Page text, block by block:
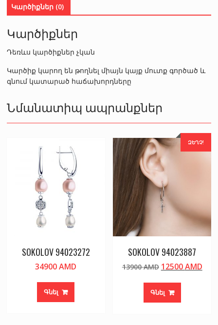
Կարծիքներ (0)
Կարծիքներ
Դեռևս կարծիքներ չկան
Կարծիք կարող են թողնել միայն կայք մուտք գործած և
գնում կատարած հաճախորդները
Նմանատիպ ապրանքներ
SOKOLOV 94023272
34900AMD
Գնել
ԶԵՂՉ!
SOKOLOV 94023887
13900AMD Original
was:
13900 AMD.
12500AMD
Գնել